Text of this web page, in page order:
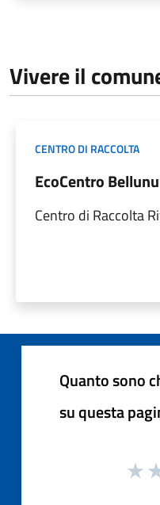
Vivere il
CENTRO DI RACCOLTA
EcoCentro
Centro di Raccolta
Quanto sono
su questa